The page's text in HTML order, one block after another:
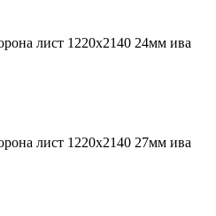
лист 1220х2140 24мм ива
лист 1220х2140 27мм ива